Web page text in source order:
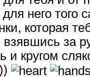
него того
которая
взявшись за
и кругом